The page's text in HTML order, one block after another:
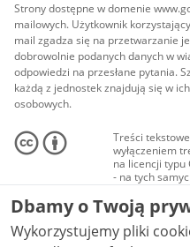
Strony dostępne w domenie
mailowych. Użytkownik
mail zgadza się na przetwarzanie
dobrowolnie podanych danych w
odpowiedzi na przesłane pytania.
każdą z jednostek znajdują się w
osobowych.
Treści
wyłączeniem
na licencji typu
- na tych
Materiały
audio i wideo,
Creative
niekomercyjne
NC-ND 4.0), o
Dbamy o Twoją
Wykorzystujemy pliki